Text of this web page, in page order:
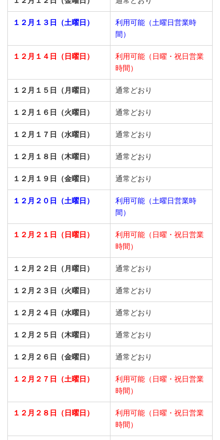
１２月１３日（土曜日）
利用可能（土曜日営業時
間）
１２月１４日（日曜日）
利用可能（日曜・祝日営業
時間）
１２月１５日（月曜日） 通常どおり
１２月１６日（火曜日） 通常どおり
１２月１７日（水曜日） 通常どおり
１２月１８日（木曜日） 通常どおり
１２月１９日（金曜日） 通常どおり
１２月２０日（土曜日）
利用可能（土曜日営業時
間）
１２月２１日（日曜日）
利用可能（日曜・祝日営業
時間）
１２月２２日（月曜日） 通常どおり
１２月２３日（火曜日） 通常どおり
１２月２４日（水曜日） 通常どおり
１２月２５日（木曜日） 通常どおり
１２月２６日（金曜日） 通常どおり
１２月２７日（土曜日）
利用可能（日曜・祝日営業
時間）
１２月２８日（日曜日）
利用可能（日曜・祝日営業
時間）